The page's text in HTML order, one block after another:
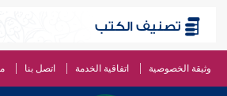
تصنيف الكتب
وثيقة الخصوصية اتفاقية الخدمة اتصل بنا